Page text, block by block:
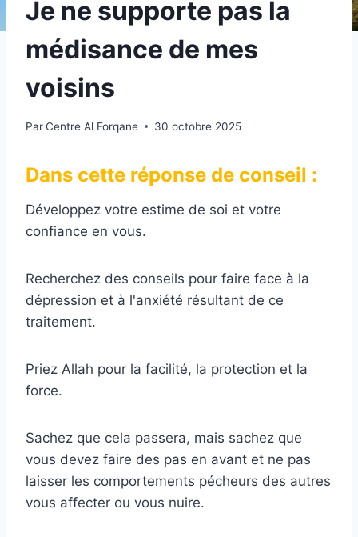
Je ne supporte pas la
médisance de mes
voisins
ParCentre Al Forqane 30 octobre 2025
Dans cette réponse de conseil :
Développez votre estime de soi et votre
confiance en vous.
Recherchez des conseils pour faire face à la
dépression et à l'anxiété résultant de ce
traitement.
Priez Allah pour la facilité, la protection et la
force.
Sachez que cela passera, mais sachez que
vous devez faire des pas en avant et ne pas
laisser les comportements pécheurs des autres
vous affecter ou vous nuire.